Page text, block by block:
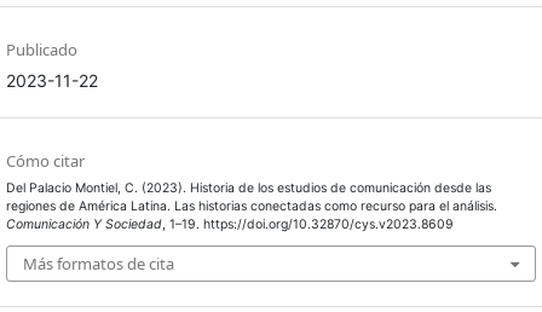
Publicado
2023-11-22
Cómo citar
Del Palacio Montiel, C. (2023). Historia de los estudios de comunicación desde las
regiones de América Latina. Las historias conectadas como recurso para el análisis.
Comunicación Y Sociedad, 1–19. https://doi.org/10.32870/cys.v2023.8609
Más formatos de cita